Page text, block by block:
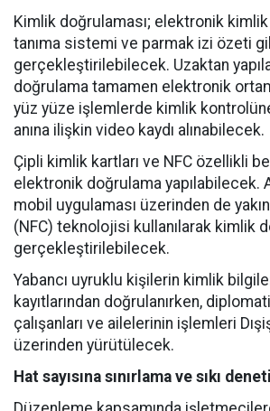
Kimlik doğrulaması; elektronik kimlik
tanıma sistemi ve parmak izi özeti
gerçekleştirilebilecek. Uzaktan
doğrulama tamamen elektronik
yüz yüze işlemlerde kimlik
anına ilişkin video kaydı alınabilecek.
Çipli kimlik kartları ve NFC özellikli
elektronik doğrulama yapılabilecek.
mobil uygulaması üzerinden de
(NFC) teknolojisi kullanılarak kimlik
gerçekleştirilebilecek.
Yabancı uyruklu kişilerin kimlik
kayıtlarından doğrulanırken,
çalışanları ve ailelerinin işlemleri
üzerinden yürütülecek.
Hat sayısına sınırlama ve sıkı